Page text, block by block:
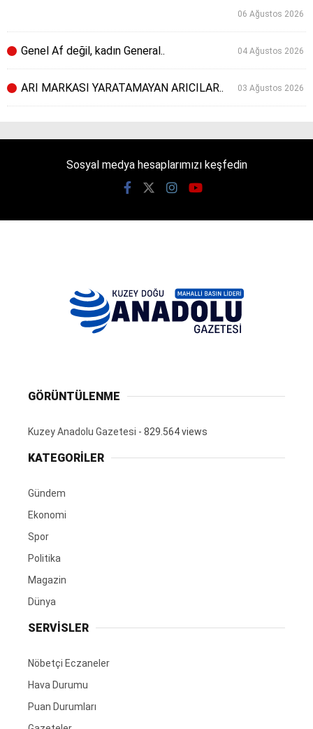
06 Ağustos 2026
Genel Af değil, kadın General.. 04 Ağustos 2026
ARI MARKASI YARATAMAYAN ARICILAR.. 03 Ağustos 2026
Sosyal medya hesaplarımızı keşfedin
GÖRÜNTÜLENME
Kuzey Anadolu Gazetesi - 829.564 views
KATEGORİLER
Gündem
Ekonomi
Spor
Politika
Magazin
Dünya
SERVİSLER
Nöbetçi Eczaneler
Hava Durumu
Puan Durumları